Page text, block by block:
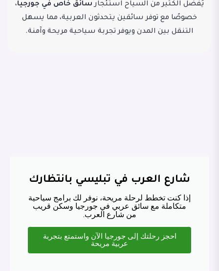
يُفضّل الكثير من السياح استئجارسائق خاص في جورجيا،
خصوصًا مع توفر سائقين يتحدثون العربية، مما يسهل
التنقل بين المدن ويوفر تجربة سياحية مريحة وآمنة.
شارع العرب في تبليسي بانتظارك
إذا كنت تخطط لرحلة مريحة، نوفر لك برامج سياحية
متكاملة مع سائق عربي في جورجيا وسكن قريب
من شارع العرب.
احجز رحلتك إلى جورجيا الآن واستمتع بتجربة
عربية مريحة